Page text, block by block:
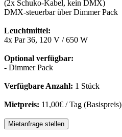
(2x Schuko-Kabel, kein DMX)
DMX-steuerbar über Dimmer Pack
Leuchtmittel:
4x Par 36, 120 V / 650 W
Optional verfügbar:
- Dimmer Pack
Verfügbare Anzahl: 1 Stück
Mietpreis: 11,00€ / Tag (Basispreis)
Mietanfrage stellen